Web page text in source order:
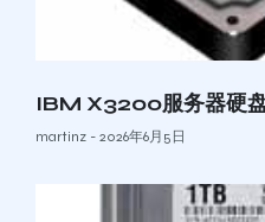
IBM X3200服务器硬
martinz 2026年6月5日